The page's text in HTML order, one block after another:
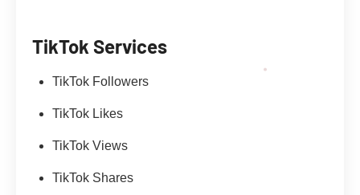
TikTok Services
TikTok Followers
TikTok Likes
TikTok Views
TikTok Shares